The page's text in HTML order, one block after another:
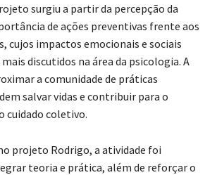
surgiu a partir da percepção da
de ações preventivas frente aos
cujos impactos emocionais e sociais
discutidos na área da psicologia. A
a comunidade de práticas
salvar vidas e contribuir para o
cuidado coletivo.
projeto Rodrigo, a atividade foi
teoria e prática, além de reforçar o